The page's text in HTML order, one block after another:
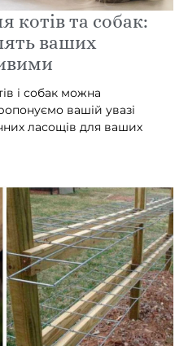
котів та собак:
ваших
і собак можна
вашій увазі
ласощів для ваших